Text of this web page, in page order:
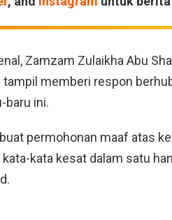
Zamzam Zulaikha Abu
tampil memberi respon
baru ini.
permohonan maaf atas
kata kesat dalam satu